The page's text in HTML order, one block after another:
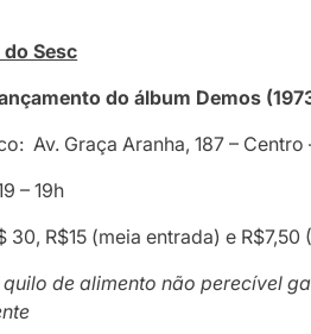
Sesc
do álbum Demos
Av. Graça Aranha, 187 – Centro
– 19h
30, R$15 (meia entrada) e
quilo de alimento não perecível